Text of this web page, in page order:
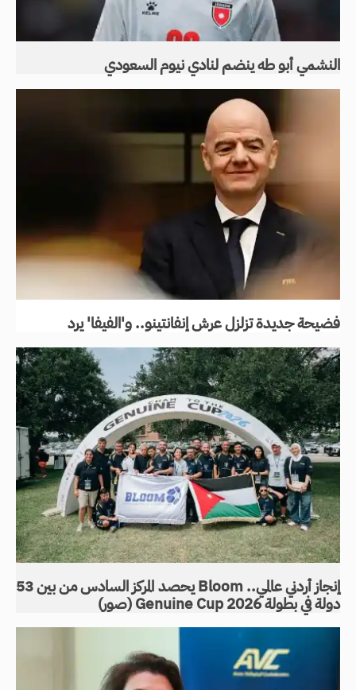
النشمي أبو طه ينضم لنادي نيوم السعودي
فضيحة جديدة تزلزل عرش إنفانتينو.. و'الفيفا' يرد
إنجاز أردني عالمي.. Bloom يحصد المركز السادس من بين 53
دولة في بطولة Genuine Cup 2026 (صور)